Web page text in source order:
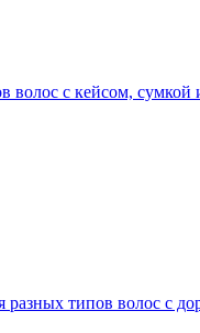
волос с кейсом, сумкой
разных типов волос с